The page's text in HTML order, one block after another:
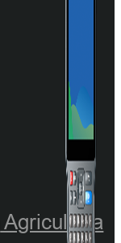
Agricultura